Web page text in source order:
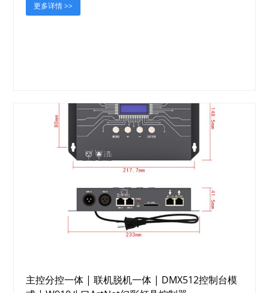
更多详情 >>
主控分控一体 | 联机脱机一体 | DMX512控制台模